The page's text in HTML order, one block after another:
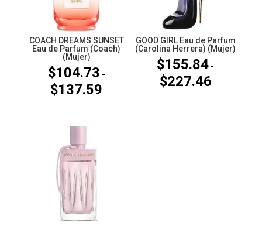
COACH DREAMS SUNSET
Eau de Parfum (Coach)
(Mujer)
$104.73 -
$137.59
GOOD GIRL Eau de Parfum
(Carolina Herrera) (Mujer)
$155.84 -
$227.46Rango